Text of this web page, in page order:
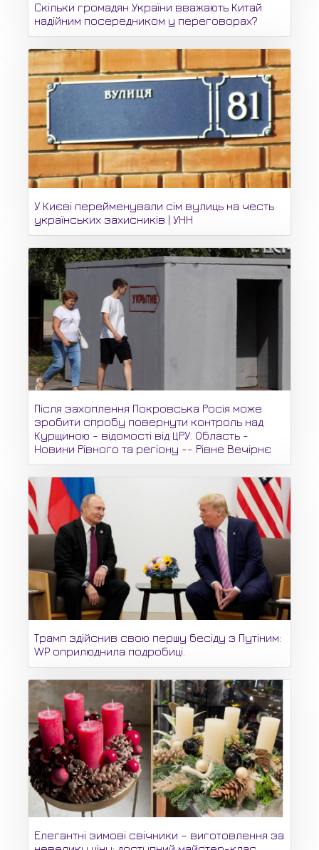
Скільки громадян України вважають Китай
надійним посередником у переговорах?
У Києві перейменували сім вулиць на честь
українських захисників | УНН
Після захоплення Покровська Росія може
зробити спробу повернути контроль над
Курщиною - відомості від ЦРУ. Область -
Новини Рівного та регіону -- Рівне Вечірнє
Трамп здійснив свою першу бесіду з Путіним:
WP оприлюднила подробиці.
Елегантні зимові свічники – виготовлення за